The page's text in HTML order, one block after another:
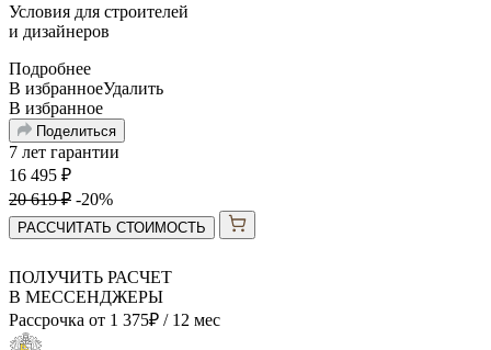
Условия для строителей
и дизайнеров
Подробнее
В избранноеУдалить
В избранное
Поделиться
7 лет гарантии
16 495 ₽
20 619₽ -20%
РАССЧИТАТЬ СТОИМОСТЬ
ПОЛУЧИТЬ РАСЧЕТ
В МЕССЕНДЖЕРЫ
Рассрочка от 1 375₽ / 12 мес